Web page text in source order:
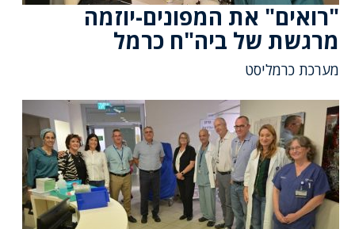
"רואים" את המפונים-יוזמה
מרגשת של ביה"ח כרמל
מערכת כרמליסט